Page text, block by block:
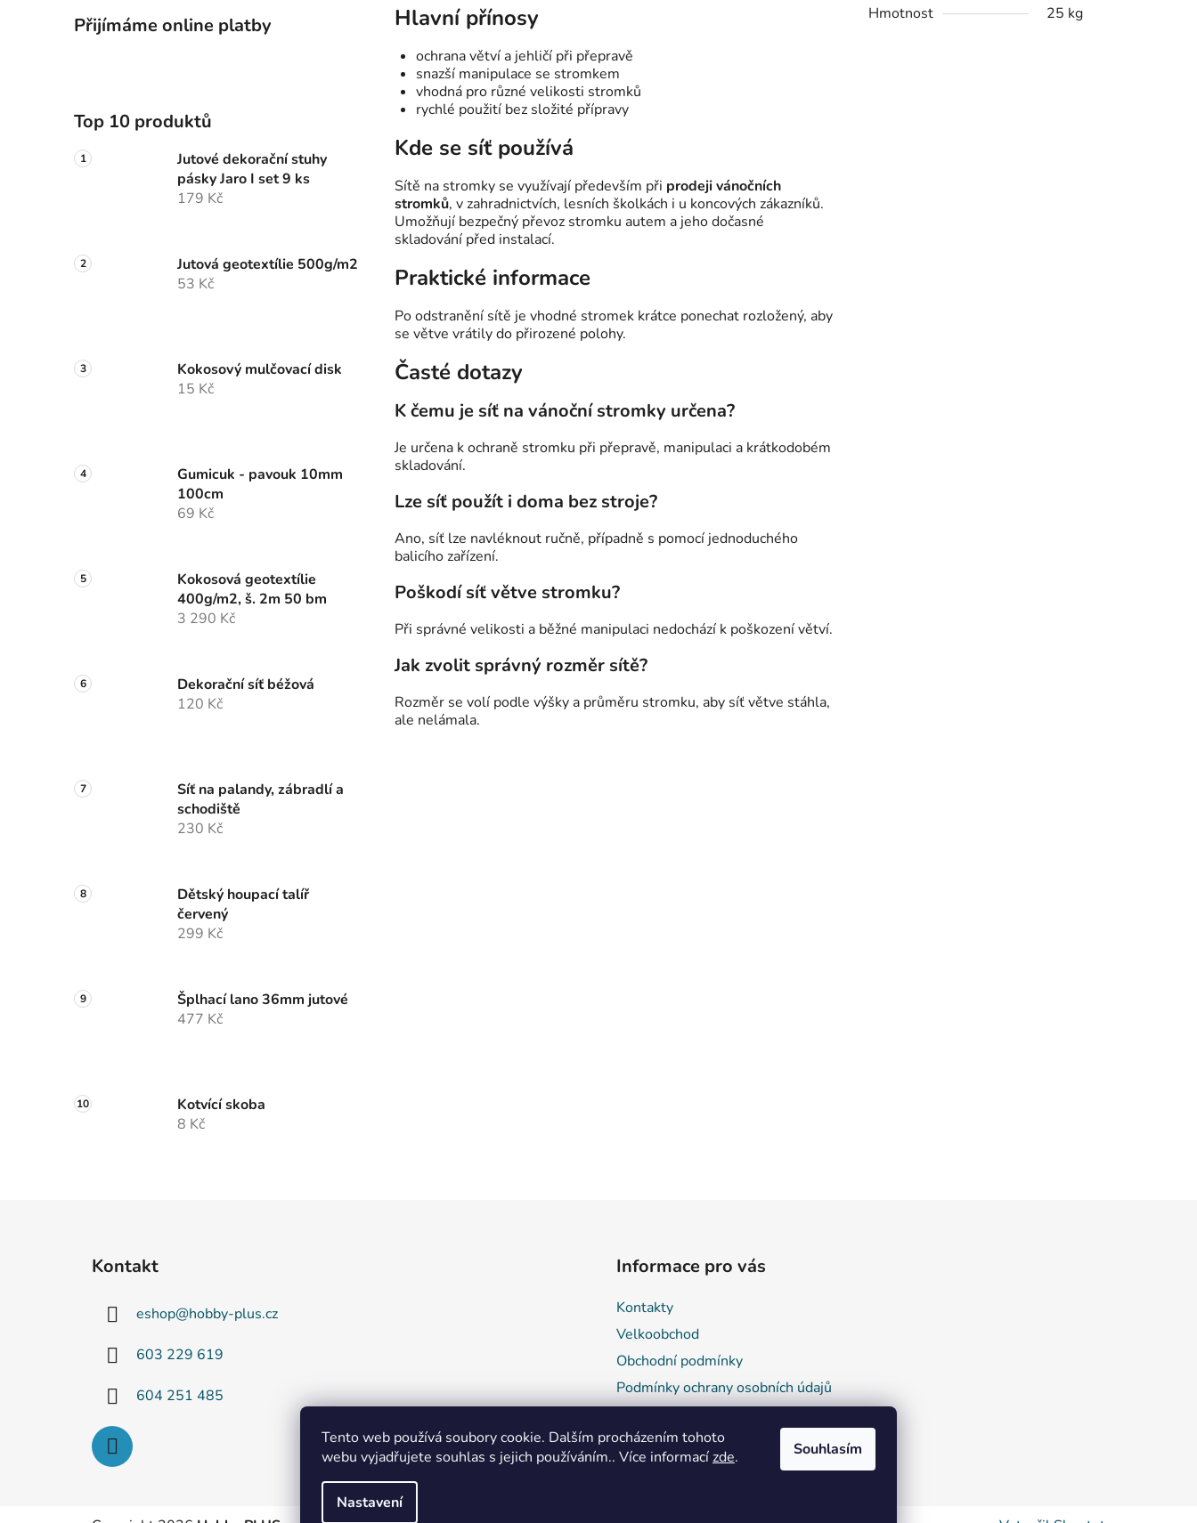
Tento web používá soubory cookie. Dalším procházením tohoto
webu vyjadřujete souhlas s jejich používáním.. Více informacízde.
Nastavení
Souhlasím
Přijímáme online platby
Top 10 produktů
Jutové dekorační stuhy
pásky Jaro I set 9 ks
179 Kč
Jutová geotextílie 500g/m2
53 Kč
Kokosový mulčovací disk
15 Kč
Gumicuk - pavouk 10mm
100cm
69 Kč
Kokosová geotextílie
400g/m2, š. 2m 50 bm
3 290 Kč
Dekorační síť béžová
120 Kč
Síť na palandy, zábradlí a
schodiště
230 Kč
Dětský houpací talíř
červený
299 Kč
Šplhací lano 36mm jutové
477 Kč
Kotvící skoba
8 Kč
Hlavní přínosy
ochrana větví a jehličí při přepravě
snazší manipulace se stromkem
vhodná pro různé velikosti stromků
rychlé použití bez složité přípravy
Kde se síť používá
Sítě na stromky se využívají především při prodeji vánočních
stromků, v zahradnictvích, lesních školkách i u koncových zákazníků.
Umožňují bezpečný převoz stromku autem a jeho dočasné
skladování před instalací.
Praktické informace
Po odstranění sítě je vhodné stromek krátce ponechat rozložený, aby
se větve vrátily do přirozené polohy.
Časté dotazy
K čemu je síť na vánoční stromky určena?
Je určena k ochraně stromku při přepravě, manipulaci a krátkodobém
skladování.
Lze síť použít i doma bez stroje?
Ano, síť lze navléknout ručně, případně s pomocí jednoduchého
balicího zařízení.
Poškodí síť větve stromku?
Při správné velikosti a běžné manipulaci nedochází k poškození větví.
Jak zvolit správný rozměr sítě?
Rozměr se volí podle výšky a průměru stromku, aby síť větve stáhla,
ale nelámala.
Hmotnost
25 kg
Kontakt
eshop@hobby-plus.cz
603 229 619
604 251 485
Informace pro vás
Kontakty
Velkoobchod
Obchodní podmínky
Podmínky ochrany osobních údajů